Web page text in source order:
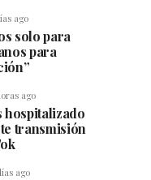
ago
solo para
para
ago
hospitalizado
transmisión
ago